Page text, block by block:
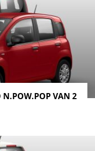
N.POW.POP VAN 2